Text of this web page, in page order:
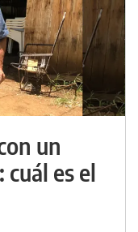
un
es el